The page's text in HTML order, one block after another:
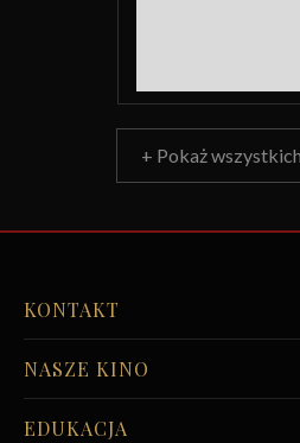
+ Pokaż
KONTAKT
NASZE KINO
EDUKACJA